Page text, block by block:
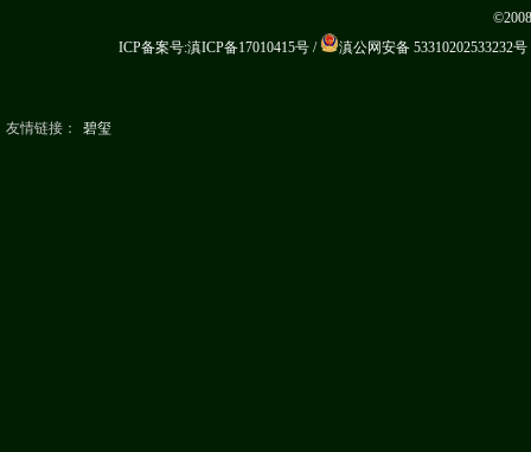
ICP备案号:滇ICP备17010415号/ 滇公网安备 53310202533232号
友情链接： 碧玺